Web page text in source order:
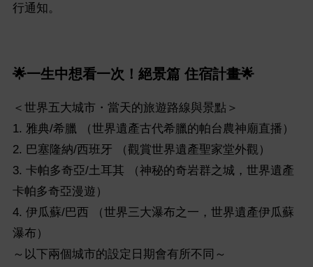
行通知。
🌟一生中想看一次！絕景篇 住宿計畫🌟
＜世界五大城市・當天的旅遊路線與景點＞
1. 雅典/希臘 （世界遺產古代希臘的帕台農神廟直播）
2. 巴塞隆納/西班牙 （觀賞世界遺產聖家堂外觀）
3. 卡帕多奇亞/土耳其 （神秘的奇岩群之城，世界遺產
卡帕多奇亞漫遊）
4. 伊瓜蘇/巴西 （世界三大瀑布之一，世界遺產伊瓜蘇
瀑布）
～以下兩個城市的設定日期會有所不同～